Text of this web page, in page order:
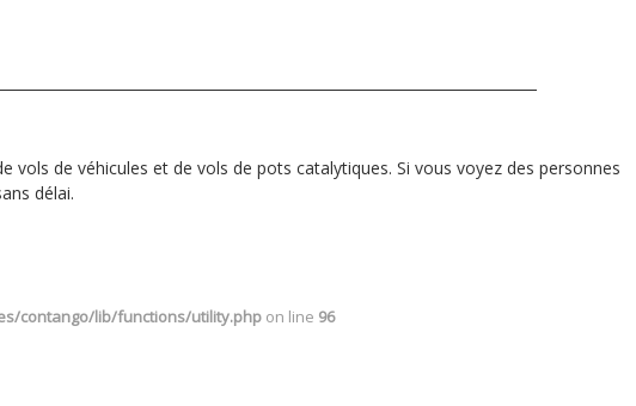
vols de véhicules et de vols de pots catalytiques. Si vous voyez des personnes
délai.
contango/lib/functions/utility.php on line 96